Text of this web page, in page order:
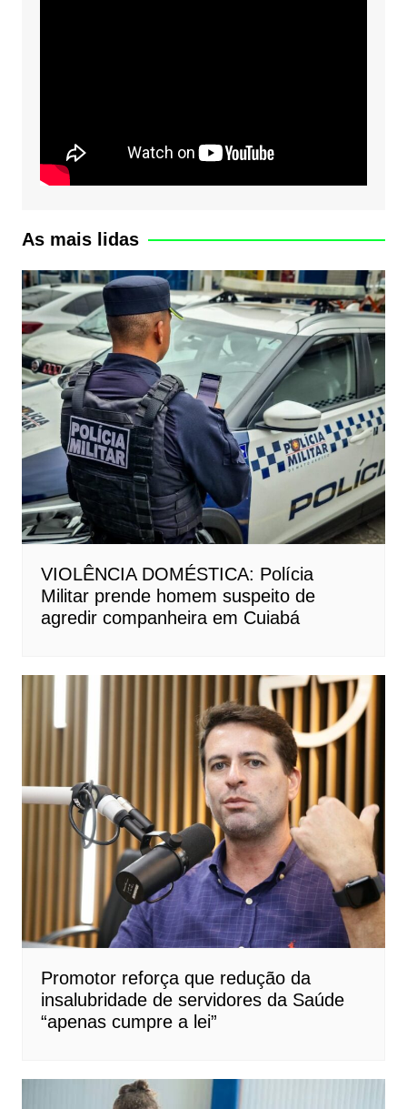
As mais lidas
VIOLÊNCIA DOMÉSTICA: Polícia
Militar prende homem suspeito de
agredir companheira em Cuiabá
Promotor reforça que redução da
insalubridade de servidores da Saúde
“apenas cumpre a lei”